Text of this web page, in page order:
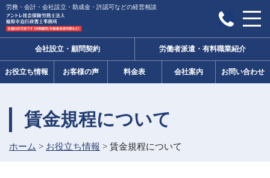
労務・会計・会社設立・助成金・許認可などの経営相談
会社設立・顧問契約 労働者派遣・有料職業紹介
お役立ち情報 お客様の声 料金表 会社案内 お問い合わせ
賃金規程について
ホーム > お役立ち情報 > 賃金規程について